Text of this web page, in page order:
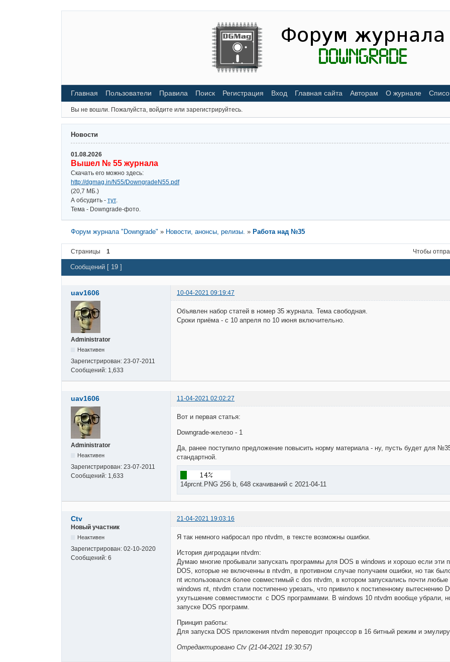
Главная Пользователи Правила Поиск Регистрация Вход Главная сайта Авторам О журнале
Вы не вошли. Пожалуйста, войдите или зарегистрируйтесь.
Новости
01.08.2026
Вышел № 55 журнала
Скачать его можно здесь:
http://dgmag.in/N55/DowngradeN55.pdf
(20,7 МБ.)
А обсудить - тут.
Тема - Downgrade-фото.
Форум журнала "Downgrade" » Новости, анонсы, релизы. »Работа над №35
Страницы 1 Чтобы
Сообщений [ 19 ]
uav1606 10-04-2021 09:19:47
Administrator
Неактивен
Зарегистрирован: 23-07-2011
Сообщений: 1,633
Объявлен набор статей в номер 35 журнала. Тема свободная.
Сроки приёма - с 10 апреля по 10 июня включительно.
uav1606 11-04-2021 02:02:27
Administrator
Неактивен
Зарегистрирован: 23-07-2011
Сообщений: 1,633
Вот и первая статья:
Downgrade-железо - 1
Да, ранее поступило предложение повысить норму материала - ну, пусть будет для
стандартной.
14prcnt.PNG 256 b, 648 скачиваний с 2021-04-11
Ctv
21-04-2021 19:03:16
Новый участник
Неактивен
Зарегистрирован: 02-10-2020
Сообщений: 6
Я так немного набросал про ntvdm, в тексте возможны ошибки.
История дигродации ntvdm:
Думаю многие пробывали запускать программы для DOS в windows и хорошо если
DOS, которые не включенны в ntvdm, в противном случае получаем ошибки, но так
nt использовался более совместимый с dos ntvdm, в котором запускались почти
windows nt, ntvdm стали постипенно урезать, что привило к постипенному вытеснению
ухутьшение совместимости с DOS программами. В windows 10 ntvdm вообще убрали,
запуске DOS программ.
Принцип работы:
Для запуска DOS приложения ntvdm переводит процессор в 16 битный режим и
Отредактировано Ctv (21-04-2021 19:30:57)